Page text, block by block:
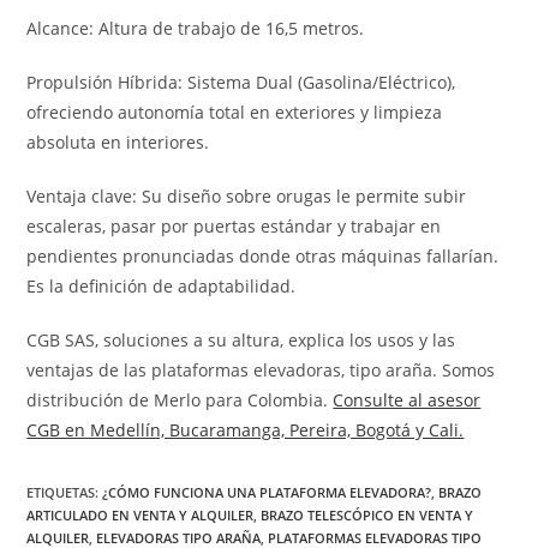
Alcance: Altura de trabajo de 16,5 metros.
Propulsión Híbrida: Sistema Dual (Gasolina/Eléctrico),
ofreciendo autonomía total en exteriores y limpieza
absoluta en interiores.
Ventaja clave: Su diseño sobre orugas le permite subir
escaleras, pasar por puertas estándar y trabajar en
pendientes pronunciadas donde otras máquinas fallarían.
Es la definición de adaptabilidad.
CGB SAS, soluciones a su altura, explica los usos y las
ventajas de las plataformas elevadoras, tipo araña. Somos
distribución de Merlo para Colombia. Consulte al asesor
CGB en Medellín, Bucaramanga, Pereira, Bogotá y Cali.
ETIQUETAS:¿CÓMO FUNCIONA UNA PLATAFORMA ELEVADORA?, BRAZO
ARTICULADO EN VENTA Y ALQUILER, BRAZO TELESCÓPICO EN VENTA Y
ALQUILER, ELEVADORAS TIPO ARAÑA, PLATAFORMAS ELEVADORAS TIPO